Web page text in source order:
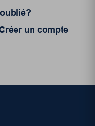
Créer un compte